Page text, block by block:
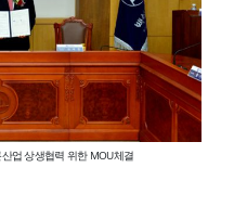
업 상생협력 위한 MOU체결